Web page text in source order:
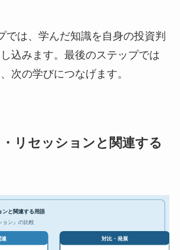
では、学んだ知識を自身の投資判
込みます。最後のステップでは
次の学びにつなげます。
リセッションと関連する
ンと関連する用語
ョン』の比較
連 対比・発展